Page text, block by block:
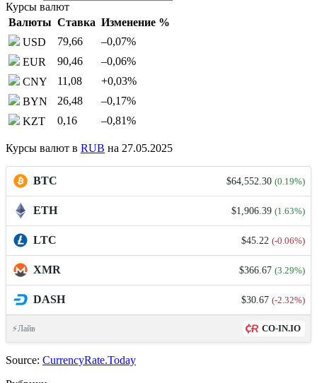
Курсы валют
Валюты Ставка Изменение %
USD
79,66 –0,07%
EUR
90,46 –0,06%
CNY
11,08 +0,03%
BYN
26,48 –0,17%
KZT
0,16 –0,81%
Курсы валют в RUB на 27.05.2025
BTC $64,552.30 (0.19%)
ETH $1,906.39 (1.63%)
LTC $45.22 (-0.06%)
XMR $366.67 (3.29%)
DASH $30.67 (-2.32%)
⚡Лайв CO-IN.IO
Source: CurrencyRate.Today